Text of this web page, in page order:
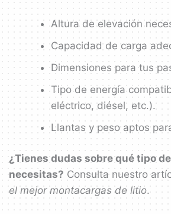
Altura de elevación
Capacidad de carga
Dimensiones para tus
Tipo de energía
eléctrico, diésel, etc.).
Llantas y peso aptos
¿Tienes dudas sobre qué tipo
necesitas? Consulta nuestro
el mejor montacargas de litio.